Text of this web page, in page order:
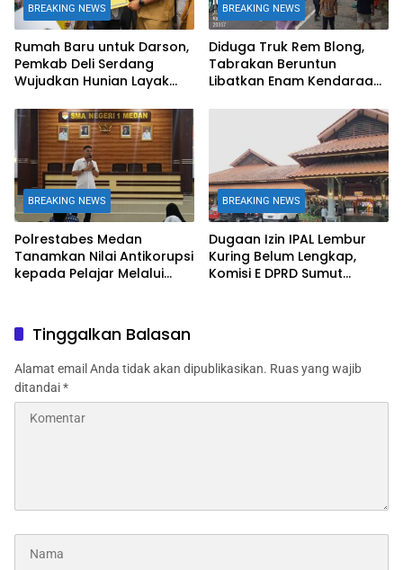
BREAKING NEWS
Rumah Baru untuk Darson,
Pemkab Deli Serdang
Wujudkan Hunian Layak
BREAKING NEWS
Diduga Truk Rem Blong,
Tabrakan Beruntun
Libatkan Enam Kendaraan
BREAKING NEWS
Polrestabes Medan
Tanamkan Nilai Antikorupsi
kepada Pelajar Melalui
BREAKING NEWS
Dugaan Izin IPAL Lembur
Kuring Belum Lengkap,
Komisi E DPRD Sumut
Tinggalkan Balasan
Alamat email Anda tidak akan dipublikasikan. Ruas yang wajib
ditandai*